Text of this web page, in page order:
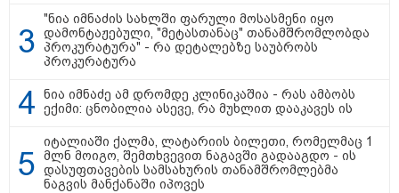
წარუდგინეს
15:54 / 06-08-2026
"ბრალი არის აბურდული -
სამწუხაროა, რომ სრულიად
უდანაშაულო ბავშვის ცხოვრება
დაანგრიეს"- გიგა ავალიანის
საქმეზე დაკავებული ანასტასია
ბერუაშვილის ადვოკატი
"ნია იმნაძის სახლში ფარული მოსასმენი იყო
დამონტაჟებული, "მეტასთანაც" თანამშრომლობდა
პროკურატურა" - რა დეტალებზე საუბრობს
პროკურატურა
ნია იმნაძე ამ დრომდე კლინიკაშია - რას ამბობს
ექიმი: ცნობილია ასევე, რა მუხლით დააკავეს ის
იტალიაში ქალმა, ლატარიის ბილეთი, რომელმაც 1
მლნ მოიგო, შემთხვევით ნაგავში გადააგდო - ის
დასუფთავების სამსახურის თანამშრომლებმა
ნაგვის მანქანაში იპოვეს